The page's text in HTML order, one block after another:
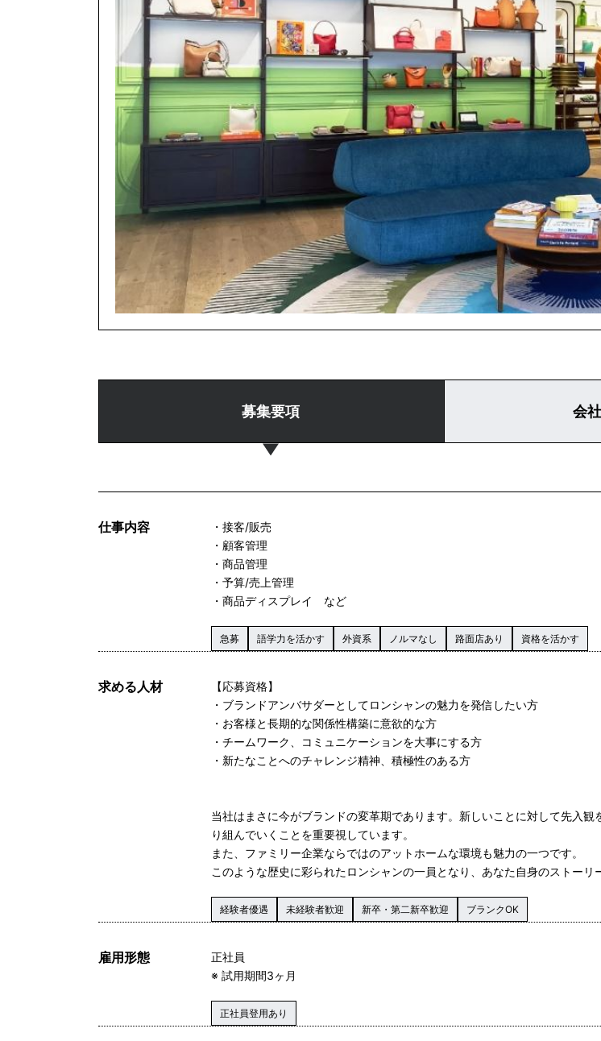
募集要項 会
仕事内容
・接客/販売
・顧客管理
・商品管理
・予算/売上管理
・商品ディスプレイ など
急募 語学力を活かす 外資系 ノルマなし 路面店あり 資格を活かす
求める人材
【応募資格】
・ブランドアンバサダーとしてロンシャンの魅力を発信したい方
・お客様と長期的な関係性構築に意欲的な方
・チームワーク、コミュニケーションを大事にする方
・新たなことへのチャレンジ精神、積極性のある方
当社はまさに今がブランドの変革期であります。新しいことに対して先入観
り組んでいくことを重要視しています。
また、ファミリー企業ならではのアットホームな環境も魅力の一つです。
このような歴史に彩られたロンシャンの一員となり、あなた自身のストーリ
経験者優遇 未経験者歓迎 新卒・第二新卒歓迎 ブランクOK
雇用形態
正社員
※ 試用期間3ヶ月
正社員登用あり